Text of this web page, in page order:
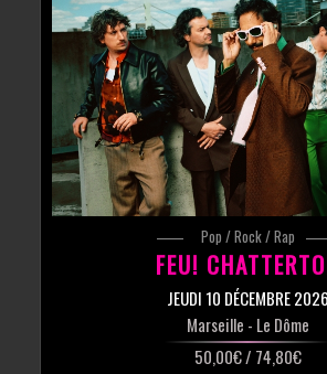
Pop / Rock / Rap
FEU!
JEUDI 10 DÉCEMBRE 2026
Marseille - Le Dôme
50,00€ / 74,80€